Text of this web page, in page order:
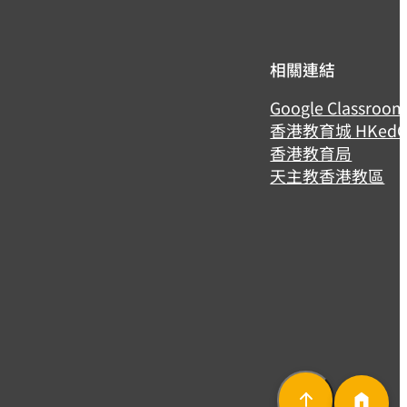
相關連結
Google Classroom
香港教育城
香港教育局
天主教香港教區